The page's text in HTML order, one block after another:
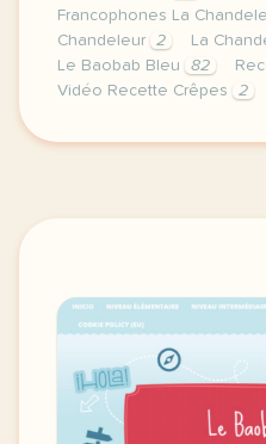
Francophones La
Chandeleur
2 La
Le Baobab Bleu
82
Vidéo Recette Crêpes
2
image pixabay